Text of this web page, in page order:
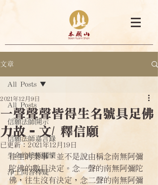
文章
All Posts
信願法師開示
信願法師嘉言錄
生命的終極關懷
淨土問答釋疑
All Posts
一聲聲聲皆得生名號具足佛
力故–文/ 釋信願
2021年12月9日
已更新： 2021年12月19日
往生的業事，並不是說由稱念南無阿彌
陀佛的數目決定。念一聲的南無阿彌陀
佛，往生沒有決定，念二聲的南無阿彌